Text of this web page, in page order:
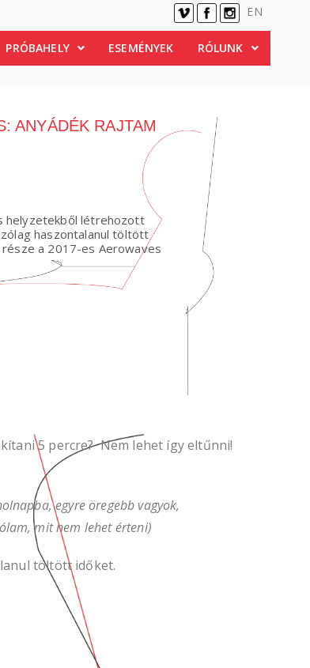
EN
PRÓBAHELY ESEMÉNYEK RÓLUNK
ANYÁDÉK RAJTAM
helyzetekből létrehozott
haszontalanul töltött
része a 2017-es Aerowaves
5 percre? Nem lehet így eltűnni!
egyre öregebb vagyok,
mit nem lehet érteni)
töltött időket.